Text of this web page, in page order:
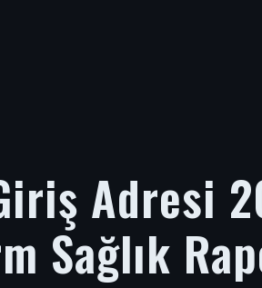
Adresi
Sağlık